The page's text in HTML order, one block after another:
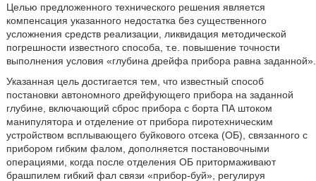
Целью предложенного технического решения является
компенсация указанного недостатка без существенного
усложнения средств реализации, ликвидация методической
погрешности известного способа, т.е. повышение точности
выполнения условия «глубина дрейфа прибора равна заданной».
Указанная цель достигается тем, что известный способ
постановки автономного дрейфующего прибора на заданной
глубине, включающий сброс прибора с борта ПА штоком
манипулятора и отделение от прибора пиротехническим
устройством всплывающего буйкового отсека (ОБ), связанного с
прибором гибким фалом, дополняется постановочными
операциями, когда после отделения ОБ притормаживают
брашпилем гибкий фал связи «прибор-буй», регулируя